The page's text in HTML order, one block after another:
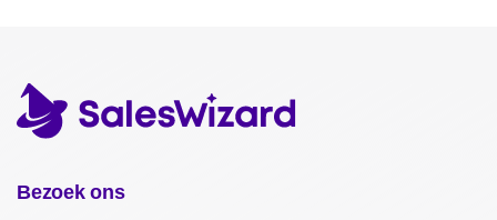
Bezoek ons